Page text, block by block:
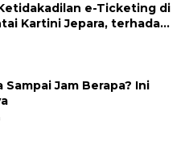
e-Ticketing di
Kartini Jepara, terhadap
Jam Berapa? Ini